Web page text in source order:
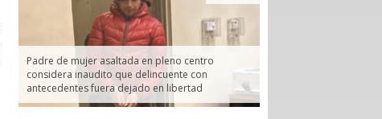
Padre de mujer asaltada en pleno centro
considera inaudito que delincuente con
antecedentes fuera dejado en libertad